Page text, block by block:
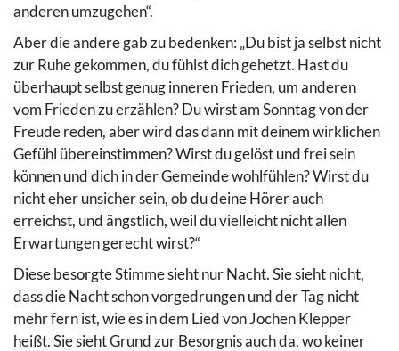
anderen umzugehen“.
Aber die andere gab zu bedenken: „Du bist ja selbst nicht
zur Ruhe gekommen, du fühlst dich gehetzt. Hast du
überhaupt selbst genug inneren Frieden, um anderen
vom Frieden zu erzählen? Du wirst am Sonntag von der
Freude reden, aber wird das dann mit deinem wirklichen
Gefühl übereinstimmen? Wirst du gelöst und frei sein
können und dich in der Gemeinde wohlfühlen? Wirst du
nicht eher unsicher sein, ob du deine Hörer auch
erreichst, und ängstlich, weil du vielleicht nicht allen
Erwartungen gerecht wirst?“
Diese besorgte Stimme sieht nur Nacht. Sie sieht nicht,
dass die Nacht schon vorgedrungen und der Tag nicht
mehr fern ist, wie es in dem Lied von Jochen Klepper
heißt. Sie sieht Grund zur Besorgnis auch da, wo keiner